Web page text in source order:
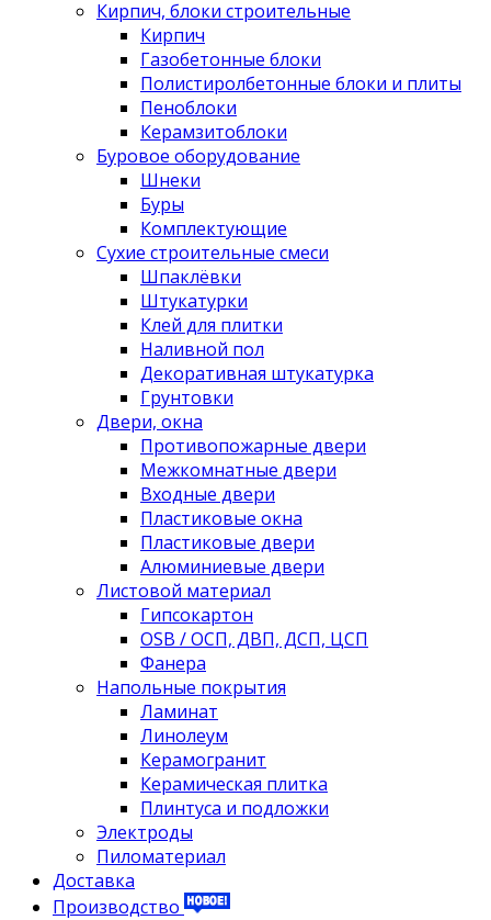
Кирпич, блоки строительные
Кирпич
Газобетонные блоки
Полистиролбетонные блоки и плиты
Пеноблоки
Керамзитоблоки
Буровое оборудование
Шнеки
Буры
Комплектующие
Сухие строительные смеси
Шпаклёвки
Штукатурки
Клей для плитки
Наливной пол
Декоративная штукатурка
Грунтовки
Двери, окна
Противопожарные двери
Межкомнатные двери
Входные двери
Пластиковые окна
Пластиковые двери
Алюминиевые двери
Листовой материал
Гипсокартон
OSB / ОСП, ДВП, ДСП, ЦСП
Фанера
Напольные покрытия
Ламинат
Линолеум
Керамогранит
Керамическая плитка
Плинтуса и подложки
Электроды
Пиломатериал
Доставка
Производство